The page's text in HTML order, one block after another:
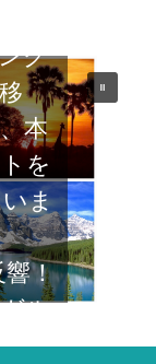
留
グ
本
を
ま
！
ル
リ